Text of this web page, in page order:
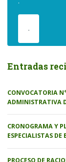
.
Entradas
CONVOCATORIA
ADMINISTRATIVA
CRONOGRAMA Y
ESPECIALISTAS DE
PROCESO DE